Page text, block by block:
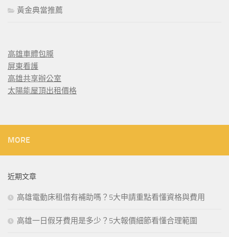
黃金典當推薦
高雄車體包膜
屏東看護
高雄共享辦公室
太陽能屋頂出租價格
MORE
近期文章
高雄電動床租借有補助嗎？5大申請重點看懂資格與費用
高雄一日假牙費用是多少？5大報價細節看懂合理範圍